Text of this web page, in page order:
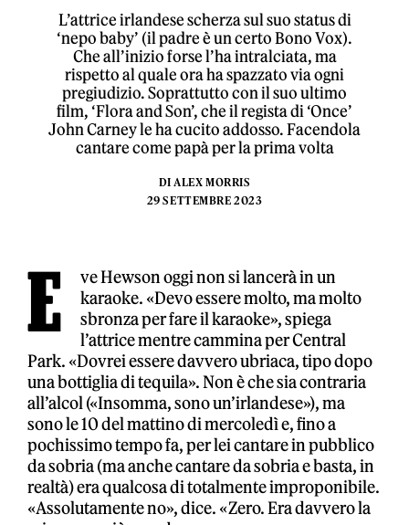
L’attrice irlandese scherza sul suo status di
‘nepo baby’ (il padre è un certo Bono Vox).
Che all’inizio forse l’ha intralciata, ma
rispetto al quale ora ha spazzato via ogni
pregiudizio. Soprattutto con il suo ultimo
film, ‘Flora and Son’, che il regista di ‘Once’
John Carney le ha cucito addosso. Facendola
cantare come papà per la prima volta
DIALEX MORRIS
29 SETTEMBRE 2023
E
ve Hewson oggi non si lancerà in un
karaoke. «Devo essere molto, ma molto
sbronza per fare il karaoke», spiega
l’attrice mentre cammina per Central
Park. «Dovrei essere davvero ubriaca, tipo dopo
una bottiglia di tequila». Non è che sia contraria
all’alcol («Insomma, sono un’irlandese»), ma
sono le 10 del mattino di mercoledì e, fino a
pochissimo tempo fa, per lei cantare in pubblico
da sobria (ma anche cantare da sobria e basta, in
realtà) era qualcosa di totalmente improponibile.
«Assolutamente no», dice. «Zero. Era davvero la